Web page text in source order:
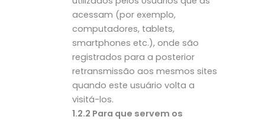
acessam (por exemplo,
computadores, tablets,
smartphones etc.), onde são
registrados para a posterior
retransmissão aos mesmos sites
quando este usuário volta a
visitá-los.
1.2.2 Para que servem os